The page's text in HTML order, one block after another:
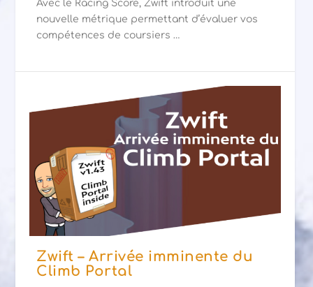
Avec le Racing Score, Zwift introduit une
nouvelle métrique permettant d’évaluer vos
compétences de coursiers …
Zwift – Arrivée imminente du
Climb Portal